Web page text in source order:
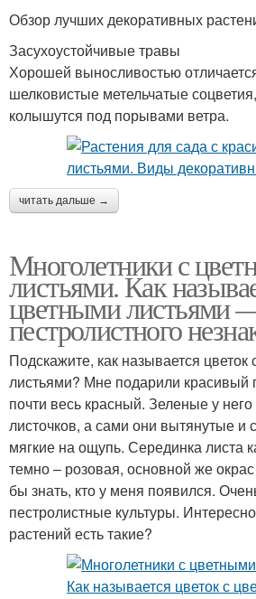
Обзор лучших декоративных
Засухоустойчивые травы
Хорошей выносливостью
шелковистые метельчатые
колышутся под порывами ветра.
читать дальше →
Многолетники с
листьями. Как
цветными листьями
пестролистного
Подскажите, как называется цветок
листьями? Мне подарили красивый
почти весь красный. Зеленые у него
листочков, а сами они вытянутые и
мягкие на ощупь. Серединка листа
темно – розовая, основной же
бы знать, кто у меня появился.
пестролистные культуры.
растений есть такие?